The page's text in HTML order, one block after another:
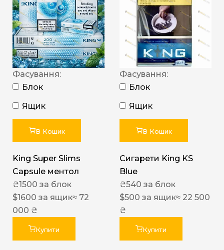
Фасування:
Блок
Ящик
В Кошик
King Super Slims
Capsule ментол
₴1500 за блок
$1600 за ящик≈ 72
000 ₴
Купити
Фасування:
Блок
Ящик
В Кошик
Сигарети King KS
Blue
₴540 за блок
$500 за ящик≈ 22 500
₴
Купити